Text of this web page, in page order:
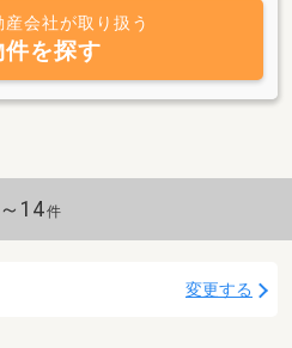
客様が「笑顔」になれるお手伝い
産会社が取り扱う
を探す
14件
変更する